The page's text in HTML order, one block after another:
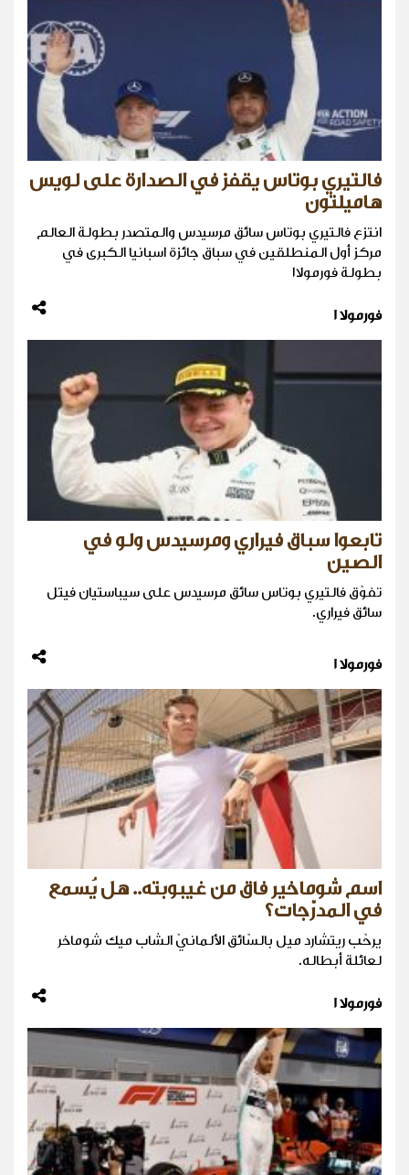
فالتيري بوتاس يقفز في الصدارة على لويس
هاميلتون
انتزع فالتيري بوتاس سائق مرسيدس والمتصدر بطولة العالم
مركز أول المنطلقين في سباق جائزة اسبانيا الكبرى في
بطولة فورمولا١
فورمولا 1
تابعوا سباق فيراري ومرسيدس ولو في
الصين
تفوّق فالتيري بوتاس سائق مرسيدس على سيباستيان فيتل
سائق فيراري.
فورمولا 1
اسم شوماخير فاق من غيبوبته.. هل يُسمع
في المدرّجات؟
يرحّب ريتشارد ميل بالسّائق الألمانيّ الشاب ميك شوماخر
لعائلة أبطاله.
فورمولا 1